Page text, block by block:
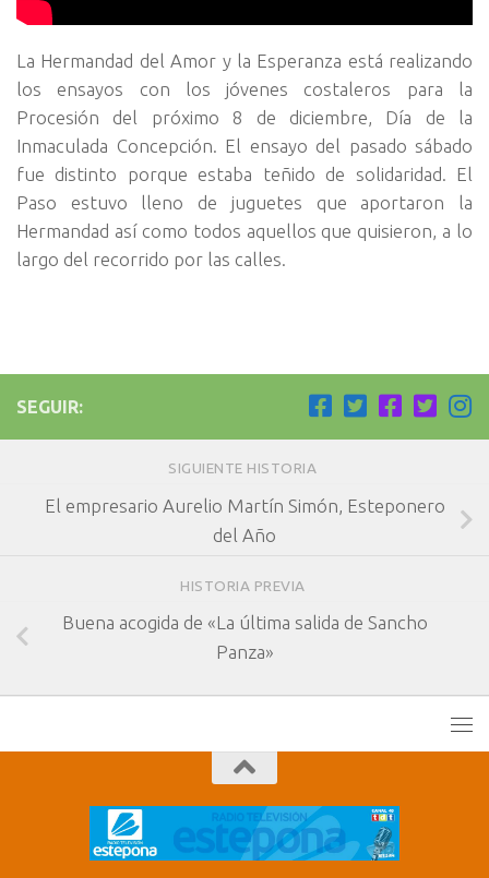
La Hermandad del Amor y la Esperanza está realizando
los ensayos con los jóvenes costaleros para la
Procesión del próximo 8 de diciembre, Día de la
Inmaculada Concepción. El ensayo del pasado sábado
fue distinto porque estaba teñido de solidaridad. El
Paso estuvo lleno de juguetes que aportaron la
Hermandad así como todos aquellos que quisieron, a lo
largo del recorrido por las calles.
SEGUIR:
SIGUIENTE HISTORIA
El empresario Aurelio Martín Simón, Esteponero
del Año
HISTORIA PREVIA
Buena acogida de «La última salida de Sancho
Panza»